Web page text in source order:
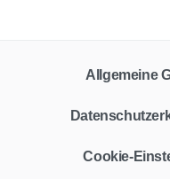
Allgemeine
Cookie-